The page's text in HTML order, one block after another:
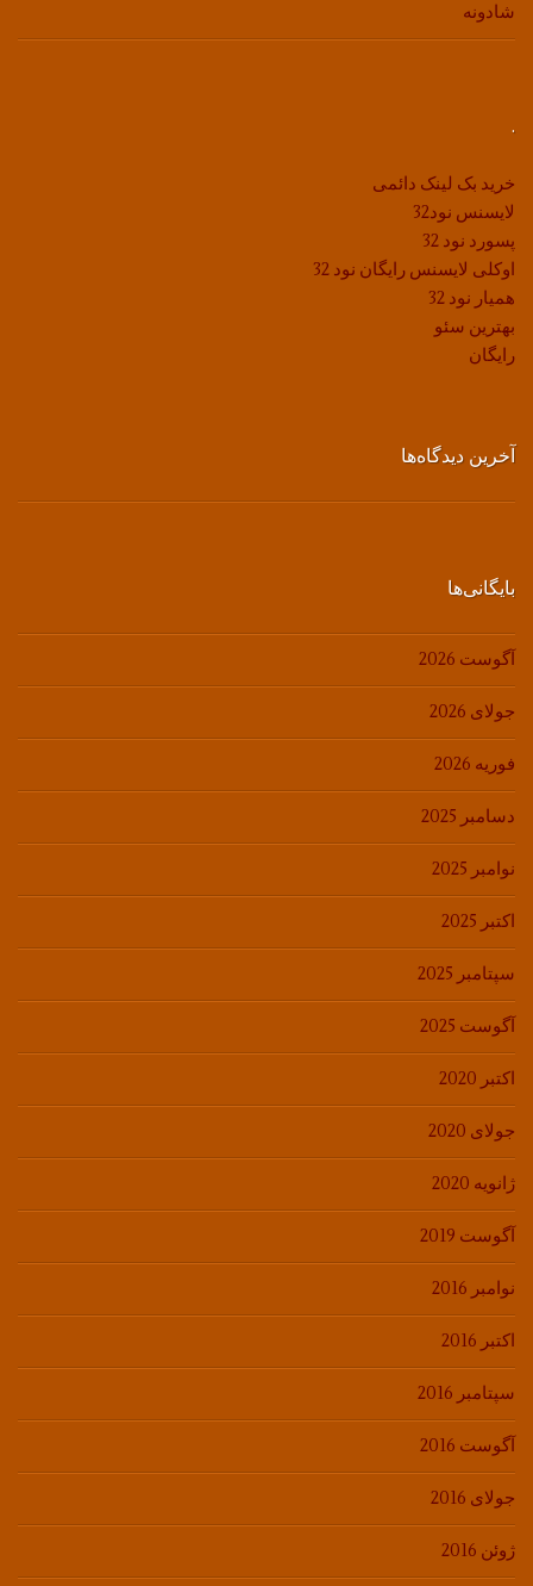
شادونه
.
خرید بک لینک دائمی
لایسنس نود32
پسورد نود 32
اوکلی لایسنس رایگان نود 32
همیار نود 32
بهترین سئو
رایگان
آخرین دیدگاه‌ها
بایگانی‌ها
آگوست 2026
جولای 2026
فوریه 2026
دسامبر 2025
نوامبر 2025
اکتبر 2025
سپتامبر 2025
آگوست 2025
اکتبر 2020
جولای 2020
ژانویه 2020
آگوست 2019
نوامبر 2016
اکتبر 2016
سپتامبر 2016
آگوست 2016
جولای 2016
ژوئن 2016